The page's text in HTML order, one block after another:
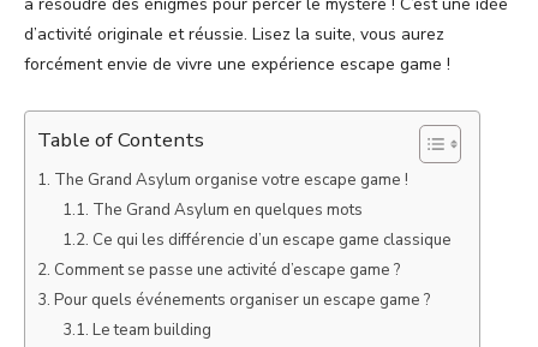
d’activité originale et réussie. Lisez la suite, vous aurez
forcément envie de vivre une expérience escape game !
Table of Contents
The Grand Asylum organise votre escape game !
The Grand Asylum en quelques mots
Ce qui les différencie d’un escape game classique
Comment se passe une activité d’escape game ?
Pour quels événements organiser un escape game ?
Le team building